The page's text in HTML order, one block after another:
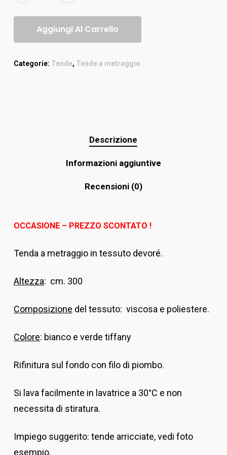
Aggiungi Al Carrello
Categorie: Tende, Tende a metraggio
Descrizione
Informazioni aggiuntive
Recensioni (0)
OCCASIONE – PREZZO SCONTATO !
Tenda a metraggio in tessuto devoré.
Altezza: cm. 300
Composizione del tessuto: viscosa e poliestere.
Colore: bianco e verde tiffany
Rifinitura sul fondo con filo di piombo.
Si lava facilmente in lavatrice a 30°C e non
necessita di stiratura.
Impiego suggerito: tende arricciate, vedi foto
esempio.